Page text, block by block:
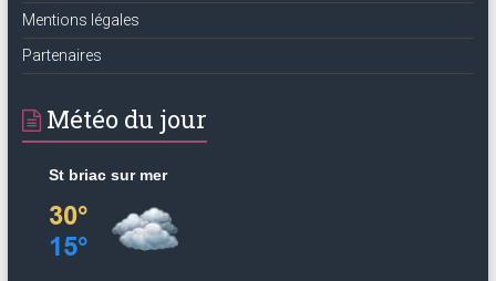
Mentions légales
Partenaires
Météo du jour
St briac sur mer